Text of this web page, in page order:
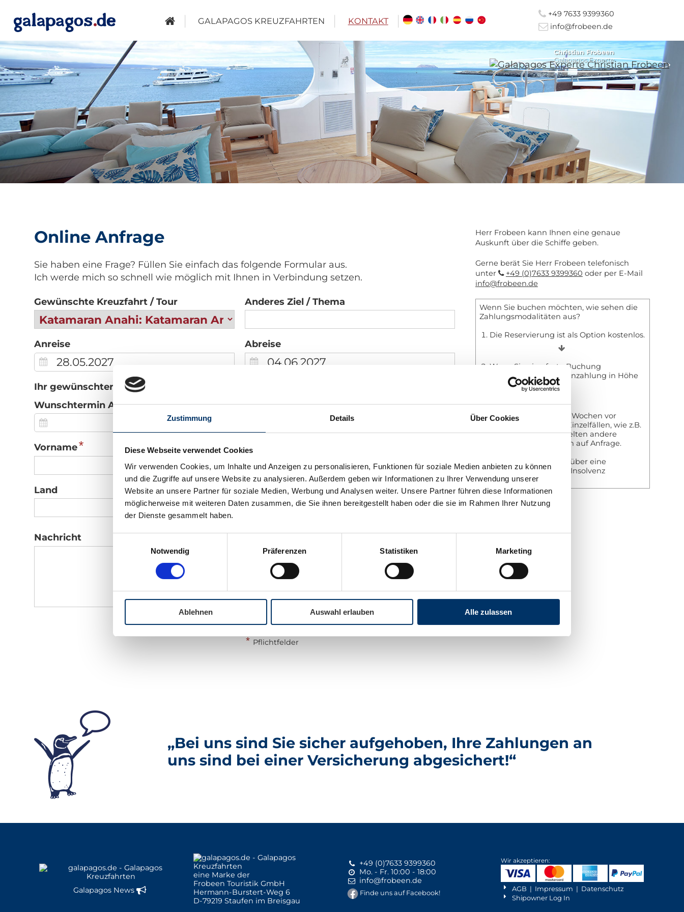
Zustimmung Details Über Cookies
Diese Webseite verwendet Cookies
Wir verwenden Cookies, um Inhalte und Anzeigen zu personalisieren, Funktionen für soziale Medien anbieten zu können
und die Zugriffe auf unsere Website zu analysieren. Außerdem geben wir Informationen zu Ihrer Verwendung unserer
Website an unsere Partner für soziale Medien, Werbung und Analysen weiter. Unsere Partner führen diese Informationen
möglicherweise mit weiteren Daten zusammen, die Sie ihnen bereitgestellt haben oder die sie im Rahmen Ihrer Nutzung
der Dienste gesammelt haben.
Notwendig
Präferenzen Statistiken Marketing
Ablehnen Auswahl erlauben Alle zulassen
GALAPAGOS KREUZFAHRTEN KONTAKT
+49 7633 9399360
info@frobeen.de
Christian Frobeen
Galapagos Experte
Online Anfrage
Sie haben eine Frage? Füllen Sie einfach das folgende Formular aus.
Ich werde mich so schnell wie möglich mit Ihnen in Verbindung setzen.
Gewünschte Kreuzfahrt / Tour Anderes Ziel / Thema
Anreise Abreise
Ihr gewünschter Termin ist nicht frei?
Wunschtermin Anreise
Wunschtermin Abreise
Vorname* Name
Land Telefon* E-Mail*
Nachricht *
Durch Klick auf "Abschicken" bestätigen Sie unsere
Hinweise zumDatenschutz.
Abschicken
* Pflichtfelder
Herr Frobeen kann Ihnen eine genaue
Auskunft über die Schiffe geben.
Gerne berät Sie Herr Frobeen telefonisch
unter
+49 (0)7633 9399360 oder per E-Mail
info@frobeen.de
Wenn Sie buchen möchten, wie sehen die
Zahlungsmodalitäten aus?
Die Reservierung ist als Option kostenlos.
Wenn Sie eine feste Buchung
vornehmen, ist eine Anzahlung in Höhe
von 20% fällig.
Die Restzahlung ist 4 Wochen vor
Reiseantritt fällig. In Einzelfällen, wie z.B.
Tauchkreuzfahrten gelten andere
Regeln. Informationen auf Anfrage.
Ihre Zahlungen sind über eine
Versicherung gegen Insolvenz
abgesichert!
„Bei uns sind Sie sicher aufgehoben, Ihre Zahlungen an
uns sind bei einer Versicherung abgesichert!“
Galapagos News
eine Marke der
Frobeen Touristik GmbH
Hermann-Burstert-Weg 6
D-79219 Staufen im Breisgau
+49 (0)7633 9399360
Mo. - Fr. 10:00 - 18:00
info@frobeen.de
Finde uns auf Facebook!
Wir akzeptieren:
AGB | Impressum | Datenschutz
Shipowner Log In